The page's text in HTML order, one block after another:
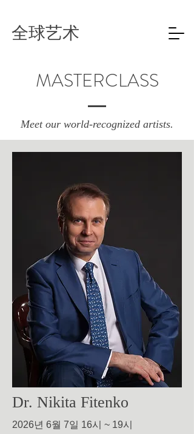
全球艺术
MASTERCLASS
Meet our world-recognized artists.
Dr. Nikita Fitenko
2026년 6월 7일 16시 ~ 19시